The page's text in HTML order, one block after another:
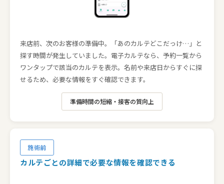
来店前、次のお客様の準備中。
「あのカルテどこだっけ…」と
探す時間が発生していました。 電子カルテなら、予約一覧から
ワンタップで該当のカルテを表示。 名前や来店日からすぐに探
せるため、必要な情報をすぐ確認できます。
準備時間の短縮・接客の質向上
施術前
カルテごとの詳細で必要な情報を確認できる